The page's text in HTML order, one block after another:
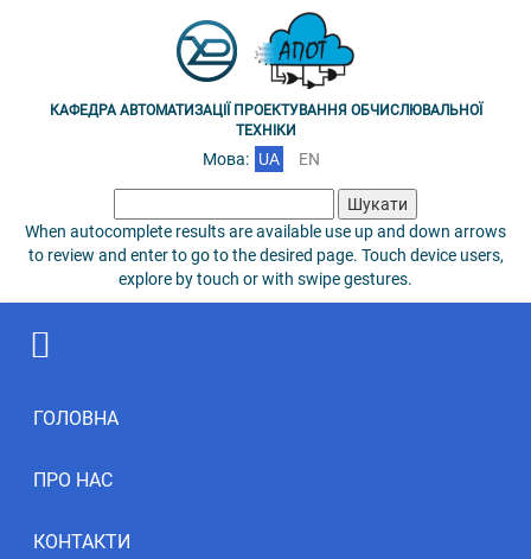
КАФЕДРА АВТОМАТИЗАЦІЇ ПРОЕКТУВАННЯ ОБЧИСЛЮВАЛЬНОЇ
ТЕХНІКИ
Мова: UA EN
When autocomplete results are available use up and down arrows
to review and enter to go to the desired page. Touch device users,
explore by touch or with swipe gestures.
ГОЛОВНА
ПРО НАС
КОНТАКТИ